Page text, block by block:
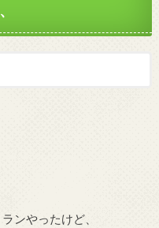
ンやったけど、